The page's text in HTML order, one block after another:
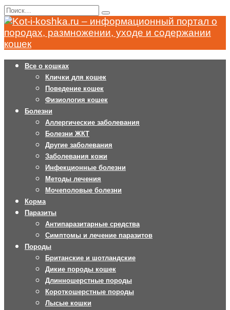
Перейти
к
содержанию
Search
for:
Все о кошках
Клички для кошек
Поведение кошек
Физиология кошек
Болезни
Аллергические заболевания
Болезни ЖКТ
Другие заболевания
Заболевания кожи
Инфекционные болезни
Методы лечения
Мочеполовые болезни
Корма
Паразиты
Антипаразитарные средства
Симптомы и лечение паразитов
Породы
Британские и шотландские
Дикие породы кошек
Длинношерстные породы
Короткошерстные породы
Лысые кошки